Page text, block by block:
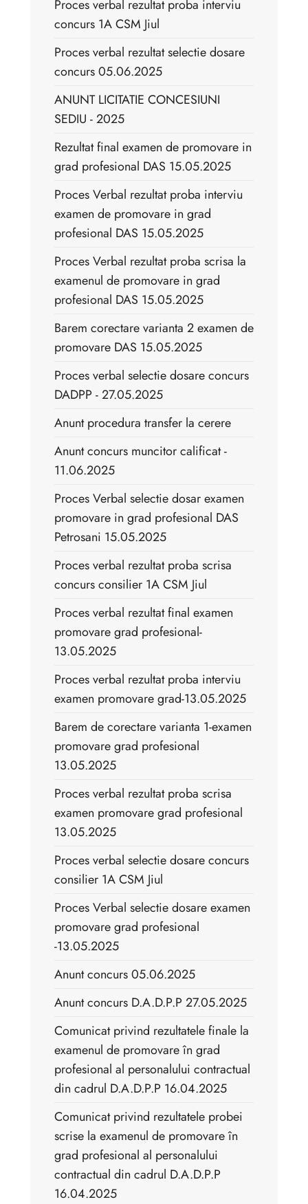
Proces verbal rezultat proba interviu
concurs 1A CSM Jiul
Proces verbal rezultat selectie dosare
concurs 05.06.2025
ANUNT LICITATIE CONCESIUNI
SEDIU - 2025
Rezultat final examen de promovare in
grad profesional DAS 15.05.2025
Proces Verbal rezultat proba interviu
examen de promovare in grad
profesional DAS 15.05.2025
Proces Verbal rezultat proba scrisa la
examenul de promovare in grad
profesional DAS 15.05.2025
Barem corectare varianta 2 examen de
promovare DAS 15.05.2025
Proces verbal selectie dosare concurs
DADPP - 27.05.2025
Anunt procedura transfer la cerere
Anunt concurs muncitor calificat -
11.06.2025
Proces Verbal selectie dosar examen
promovare in grad profesional DAS
Petrosani 15.05.2025
Proces verbal rezultat proba scrisa
concurs consilier 1A CSM Jiul
Proces verbal rezultat final examen
promovare grad profesional-
13.05.2025
Proces verbal rezultat proba interviu
examen promovare grad-13.05.2025
Barem de corectare varianta 1-examen
promovare grad profesional
13.05.2025
Proces verbal rezultat proba scrisa
examen promovare grad profesional
13.05.2025
Proces verbal selectie dosare concurs
consilier 1A CSM Jiul
Proces Verbal selectie dosare examen
promovare grad profesional
-13.05.2025
Anunt concurs 05.06.2025
Anunt concurs D.A.D.P.P 27.05.2025
Comunicat privind rezultatele finale la
examenul de promovare în grad
profesional al personalului contractual
din cadrul D.A.D.P.P 16.04.2025
Comunicat privind rezultatele probei
scrise la examenul de promovare în
grad profesional al personalului
contractual din cadrul D.A.D.P.P
16.04.2025